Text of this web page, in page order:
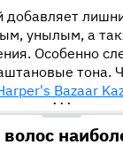
добавляет
унылым, а
Особенно
тона.
Bazaar
•••